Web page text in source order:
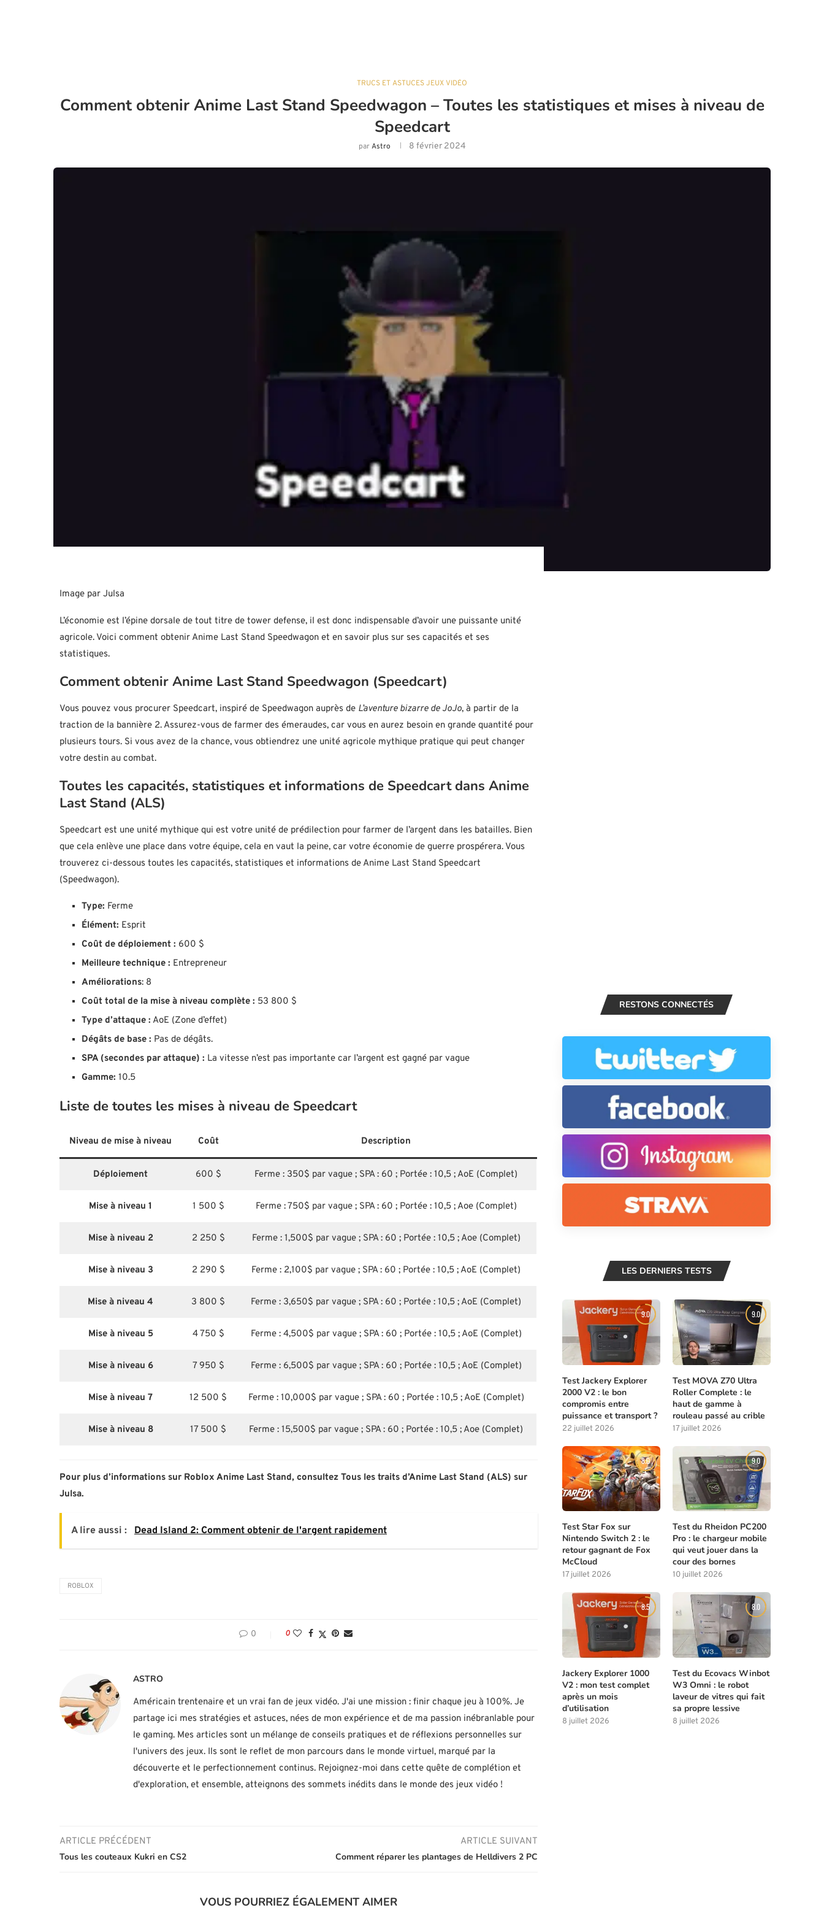
TRUCS ET ASTUCES JEUX VIDÉO
Comment obtenir Anime Last Stand Speedwagon – Toutes les statistiques et mises à niveau de
Speedcart
parAstro 8 février 2024
Image par Julsa
L’économie est l’épine dorsale de tout titre de tower defense, il est donc indispensable d’avoir une puissante unité
agricole. Voici comment obtenir Anime Last Stand Speedwagon et en savoir plus sur ses capacités et ses
statistiques.
Comment obtenir Anime Last Stand Speedwagon (Speedcart)
Vous pouvez vous procurer Speedcart, inspiré de Speedwagon auprès de L’aventure bizarre de JoJo, à partir de la
traction de la bannière 2. Assurez-vous de farmer des émeraudes, car vous en aurez besoin en grande quantité pour
plusieurs tours. Si vous avez de la chance, vous obtiendrez une unité agricole mythique pratique qui peut changer
votre destin au combat.
Toutes les capacités, statistiques et informations de Speedcart dans Anime
Last Stand (ALS)
Speedcart est une unité mythique qui est votre unité de prédilection pour farmer de l’argent dans les batailles. Bien
que cela enlève une place dans votre équipe, cela en vaut la peine, car votre économie de guerre prospérera. Vous
trouverez ci-dessous toutes les capacités, statistiques et informations de Anime Last Stand Speedcart
(Speedwagon).
Type: Ferme
Élément: Esprit
Coût de déploiement : 600 $
Meilleure technique : Entrepreneur
Améliorations: 8
Coût total de la mise à niveau complète : 53 800 $
Type d’attaque : AoE (Zone d’effet)
Dégâts de base : Pas de dégâts.
SPA (secondes par attaque) : La vitesse n’est pas importante car l’argent est gagné par vague
Gamme: 10.5
Liste de toutes les mises à niveau de Speedcart
Niveau de mise à niveau Coût Description
Déploiement 600 $ Ferme : 350$ par vague ; SPA : 60 ; Portée : 10,5 ; AoE (Complet)
Mise à niveau 1 1 500 $ Ferme : 750$ par vague ; SPA : 60 ; Portée : 10,5 ; Aoe (Complet)
Mise à niveau 2 2 250 $ Ferme : 1,500$ par vague ; SPA : 60 ; Portée : 10,5 ; Aoe (Complet)
Mise à niveau 3 2 290 $ Ferme : 2,100$ par vague ; SPA : 60 ; Portée : 10,5 ; AoE (Complet)
Mise à niveau 4 3 800 $ Ferme : 3,650$ par vague ; SPA : 60 ; Portée : 10,5 ; AoE (Complet)
Mise à niveau 5 4 750 $ Ferme : 4,500$ par vague ; SPA : 60 ; Portée : 10,5 ; AoE (Complet)
Mise à niveau 6 7 950 $ Ferme : 6,500$ par vague ; SPA : 60 ; Portée : 10,5 ; AoE (Complet)
Mise à niveau 7 12 500 $ Ferme : 10,000$ par vague ; SPA : 60 ; Portée : 10,5 ; AoE (Complet)
Mise à niveau 8 17 500 $ Ferme : 15,500$ par vague ; SPA : 60 ; Portée : 10,5 ; Aoe (Complet)
Pour plus d’informations sur Roblox Anime Last Stand, consultez Tous les traits d’Anime Last Stand (ALS) sur
Julsa.
A lire aussi : Dead Island 2: Comment obtenir de l'argent rapidement
ROBLOX
0 0
ASTRO
Américain trentenaire et un vrai fan de jeux vidéo. J'ai une mission : finir chaque jeu à 100%. Je
partage ici mes stratégies et astuces, nées de mon expérience et de ma passion inébranlable pour
le gaming. Mes articles sont un mélange de conseils pratiques et de réflexions personnelles sur
l'univers des jeux. Ils sont le reflet de mon parcours dans le monde virtuel, marqué par la
découverte et le perfectionnement continus. Rejoignez-moi dans cette quête de complétion et
d'exploration, et ensemble, atteignons des sommets inédits dans le monde des jeux vidéo !
ARTICLE PRÉCÉDENT
Tous les couteaux Kukri en CS2
ARTICLE SUIVANT
Comment réparer les plantages de Helldivers 2 PC
VOUS POURRIEZ ÉGALEMENT AIMER
RESTONS CONNECTÉS
LES DERNIERS TESTS
9.0
Test Jackery Explorer
2000 V2 : le bon
compromis entre
puissance et transport ?
22 juillet 2026
9.0
Test MOVA Z70 Ultra
Roller Complete : le
haut de gamme à
rouleau passé au crible
17 juillet 2026
8.0
Test Star Fox sur
Nintendo Switch 2 : le
retour gagnant de Fox
McCloud
17 juillet 2026
9.0
Test du Rheidon PC200
Pro : le chargeur mobile
qui veut jouer dans la
cour des bornes
10 juillet 2026
8.5
Jackery Explorer 1000
V2 : mon test complet
après un mois
d’utilisation
8 juillet 2026
8.0
Test du Ecovacs Winbot
W3 Omni : le robot
laveur de vitres qui fait
sa propre lessive
8 juillet 2026